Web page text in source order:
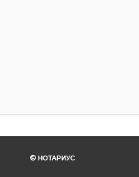
© НОТАРИУС